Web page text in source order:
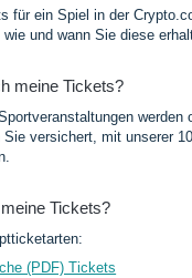
für ein Spiel in der
und wann Sie diese
meine Tickets?
versichert, mit unserer
Tickets?
(PDF) Tickets